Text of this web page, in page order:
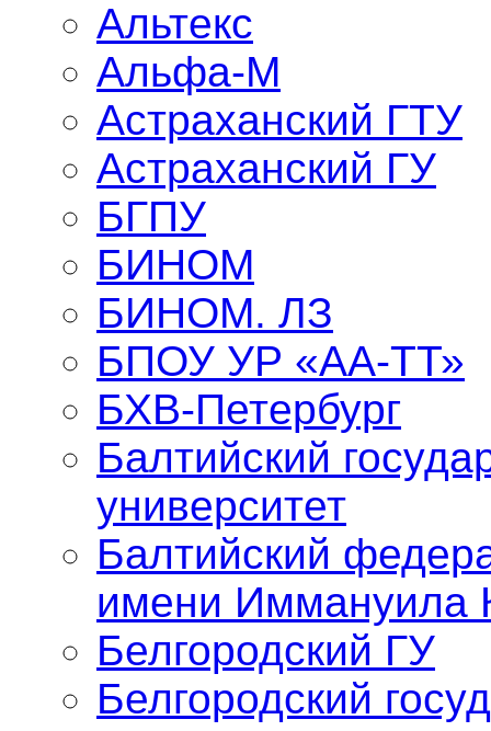
Альтекс
Альфа-М
Астраханский ГТУ
Астраханский ГУ
БГПУ
БИНОМ
БИНОМ. ЛЗ
БПОУ УР «АА-ТТ»
БХВ-Петербург
Балтийский
университет
Балтийский
имени Иммануила
Белгородский ГУ
Белгородский